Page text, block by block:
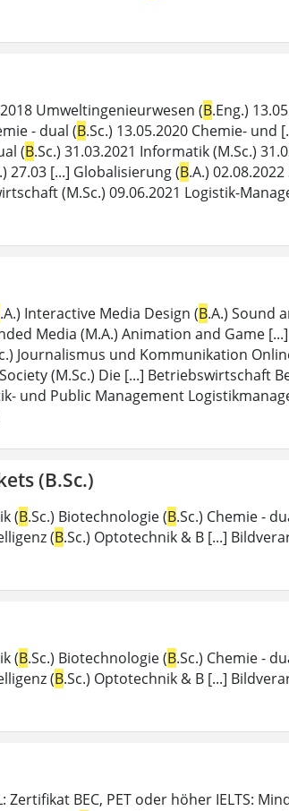
Umweltingenieurwesen (B.Eng.)
- dual (B.Sc.) 13.05.2020 Chemie- und
(B.Sc.) 31.03.2021 Informatik (M.Sc.)
27.03 [...] Globalisierung (B.A.)
(M.Sc.) 09.06.2021 Logistik-
.A.) Interactive Media Design (B.A.) Sound
Media (M.A.) Animation and Game
Journalismus und Kommunikation
(M.Sc.) Die [...] Betriebswirtschaft
und Public Management
(B.Sc.)
(B.Sc.) Biotechnologie (B.Sc.) Chemie -
(B.Sc.) Optotechnik & B [...]
(B.Sc.) Biotechnologie (B.Sc.) Chemie -
(B.Sc.) Optotechnik & B [...]
BEC, PET oder höher IELTS: